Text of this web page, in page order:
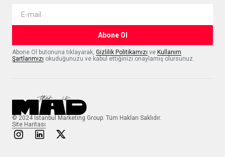
Abone Ol
Abone Ol butonuna tıklayarak, Gizlilik Politikamızı ve Kullanım
Şartlarımızı okuduğunuzu ve kabul ettiğinizi onaylamış olursunuz.
© 2024 İstanbul Marketing Group. Tüm Hakları Saklıdır.
Site Haritası